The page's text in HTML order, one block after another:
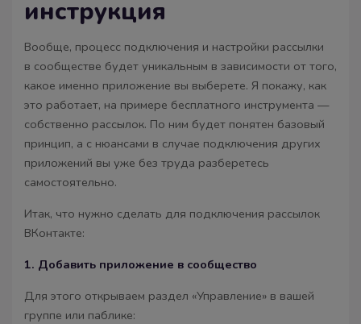
инструкция
Вообще, процесс подключения и настройки рассылки
в сообществе будет уникальным в зависимости от того,
какое именно приложение вы выберете. Я покажу, как
это работает, на примере бесплатного инструмента —
собственно рассылок. По ним будет понятен базовый
принцип, а с нюансами в случае подключения других
приложений вы уже без труда разберетесь
самостоятельно.
Итак, что нужно сделать для подключения рассылок
ВКонтакте:
1. Добавить приложение в сообщество
Для этого открываем раздел «Управление» в вашей
группе или паблике: